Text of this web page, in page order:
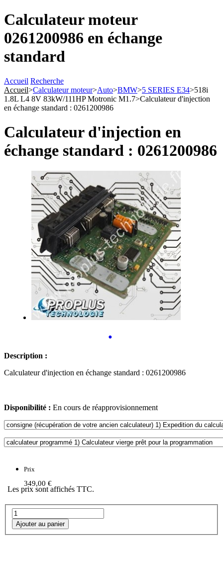
Calculateur moteur
0261200986 en échange
standard
Accueil Recherche
Accueil>Calculateur moteur>Auto>BMW>5 SERIES E34>518i
1.8L L4 8V 83kW/111HP Motronic M1.7>Calculateur d'injection
en échange standard : 0261200986
Calculateur d'injection en
échange standard : 0261200986
•
Description :
Calculateur d'injection en échange standard : 0261200986
Disponibilité : En cours de réapprovisionnement
Prix
349,00 €
Les prix sont affichés TTC.